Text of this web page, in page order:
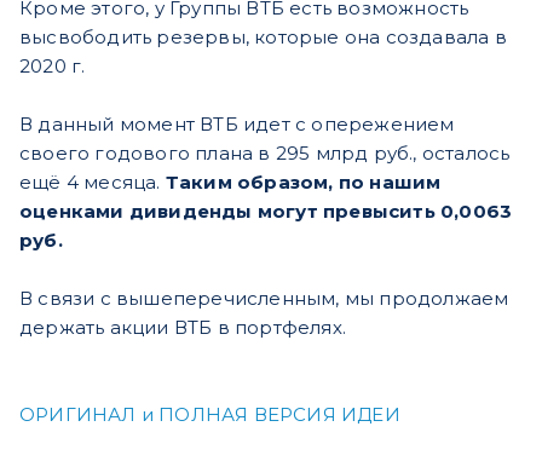
Кроме этого, у Группы ВТБ есть возможность
высвободить резервы, которые она создавала в
2020 г.
В данный момент ВТБ идет с опережением
своего годового плана в 295 млрд руб., осталось
ещё 4 месяца. Таким образом, по нашим
оценками дивиденды могут превысить 0,0063
руб.
В связи с вышеперечисленным, мы продолжаем
держать акции ВТБ в портфелях.
ОРИГИНАЛ и ПОЛНАЯ ВЕРСИЯ ИДЕИ